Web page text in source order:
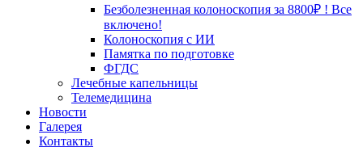
Безболезненная колоноскопия за 8800₽ ! Все
включено!
Колоноскопия с ИИ
Памятка по подготовке
ФГДС
Лечебные капельницы
Телемедицина
Новости
Галерея
Контакты